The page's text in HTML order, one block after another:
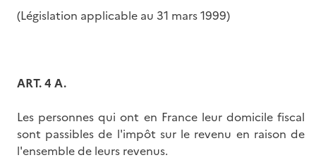
(Législation applicable au 31 mars 1999)
ART. 4 A.
Les personnes qui ont en France leur domicile fiscal
sont passibles de l'impôt sur le revenu en raison de
l'ensemble de leurs revenus.